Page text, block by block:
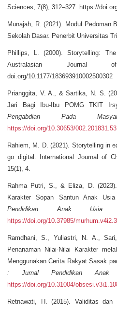
Sciences, 7(8), 312–327. https://
Munajah, R. (2021). Modul Pedoman
Sekolah Dasar. Penerbit Universitas
Phillips, L. (2000). Storytelling:
Australasian Journal
doi.org/10.1177/183693910002500302
Prianggita, V. A., & Sartika, N. S.
Jari Bagi Ibu-Ibu POMG TKIT
Pengabdian Pada
https://doi.org/10.30653/002.201831.53
Rahiem, M. D. (2021). Storytelling in
go digital. International Journal of
15(1), 4.
Rahma Putri, S., & Eliza, D.
Karakter Sopan Santun Anak
Pendidikan Anak Usia
https://doi.org/10.37985/
Ramdhani, S., Yuliastri, N. A.,
Penanaman Nilai-Nilai Karakter
Menggunakan Cerita Rakyat Sasak
: Jurnal Pendidikan
https://doi.org/10.31004/
Retnawati, H. (2015). Validitas dan